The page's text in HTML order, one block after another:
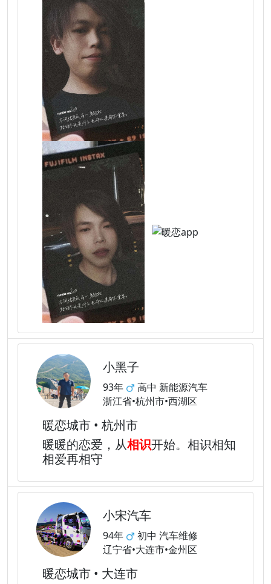
小黑子
93年
高中 新能源汽车
浙江省•杭州市•西湖区
暖恋城市 • 杭州市
暖暖的恋爱，从相识开始。相识相知
相爱再相守
小宋汽车
94年
初中 汽车维修
辽宁省•大连市•金州区
暖恋城市 • 大连市